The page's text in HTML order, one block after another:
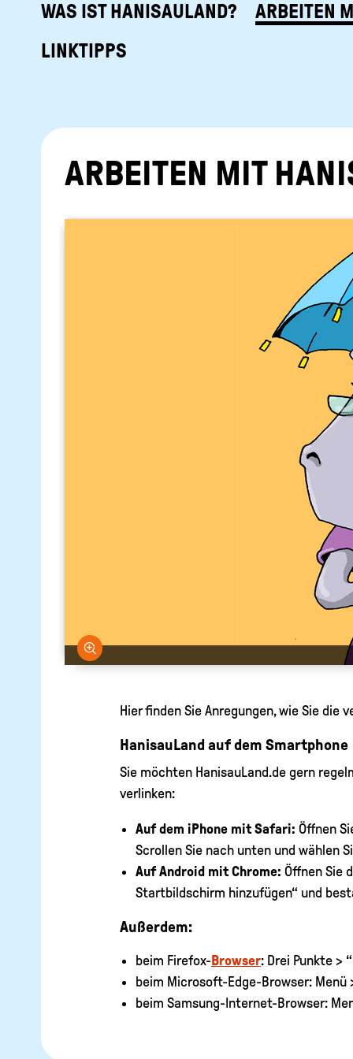
WAS IST HANISAULAND?
ARBEITEN
LINKTIPPS
AR­BEI­TEN MIT
Bild vergrößern
Hier finden Sie Anregungen, wie Sie
HanisauLand auf dem Smartphone
Sie möchten HanisauLand.de gern
verlinken:
Auf dem iPhone mit Safari: Öffnen
Scrollen Sie nach unten und wählen
Auf Android mit Chrome: Öffnen Sie
Startbildschirm hinzufügen“ und
Außerdem:
beim Firefox- Browser: Drei Punkte >
beim Microsoft-Edge-Browser: Menü
beim Samsung-Internet-Browser: